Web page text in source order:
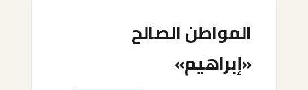
المواطن الصالح
«إبراهيم»